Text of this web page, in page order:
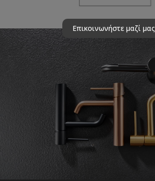
Επικοινωνήστε μαζί μας